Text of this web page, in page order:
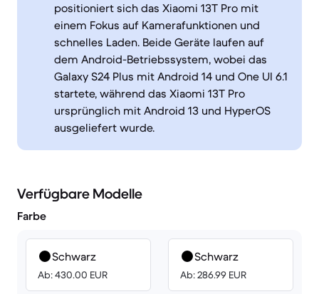
positioniert sich das Xiaomi 13T Pro mit
einem Fokus auf Kamerafunktionen und
schnelles Laden. Beide Geräte laufen auf
dem Android-Betriebssystem, wobei das
Galaxy S24 Plus mit Android 14 und One UI 6.1
startete, während das Xiaomi 13T Pro
ursprünglich mit Android 13 und HyperOS
ausgeliefert wurde.
Verfügbare Modelle
Farbe
Schwarz
Ab: 430.00 EUR
Schwarz
Ab: 286.99 EUR